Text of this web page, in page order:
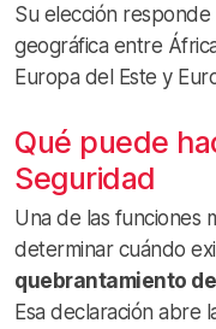
Su elección
geográfica entre
Europa del Este y
Qué puede
Seguridad
Una de las funciones
determinar cuándo
quebrantamiento
Esa declaración abre